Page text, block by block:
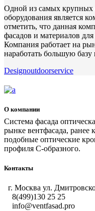
Одной из самых крупных
оборудования является
отметить, что данная
фасадов и материалов
Компания работает на
наработать большую
Designoutdoorservice
О компании
Система фасада
рынке вентфасада, ранее
подобные оптические
профиля С-образного.
Контакты
г. Москва ул.
8(499)130 25 25
info@ventfasad.pro